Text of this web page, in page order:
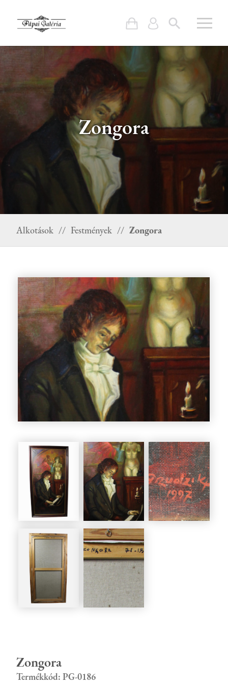
Zongora
Alkotások // Festmények // Zongora
Zongora
Termékkód: PG-0186